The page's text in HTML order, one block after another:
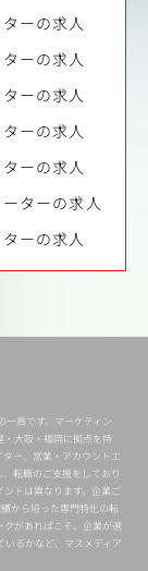
ーの求人
ーの求人
ーの求人
ーの求人
ーの求人
ターの求人
ーの求人
一員です。マーケティン
大阪・福岡に拠点を持
ー、営業・アカウントエ
転職のご支援をしており
トは異なります。企業ご
から培った専門特化の転
があればこそ。企業が選
るかなど、マスメディア